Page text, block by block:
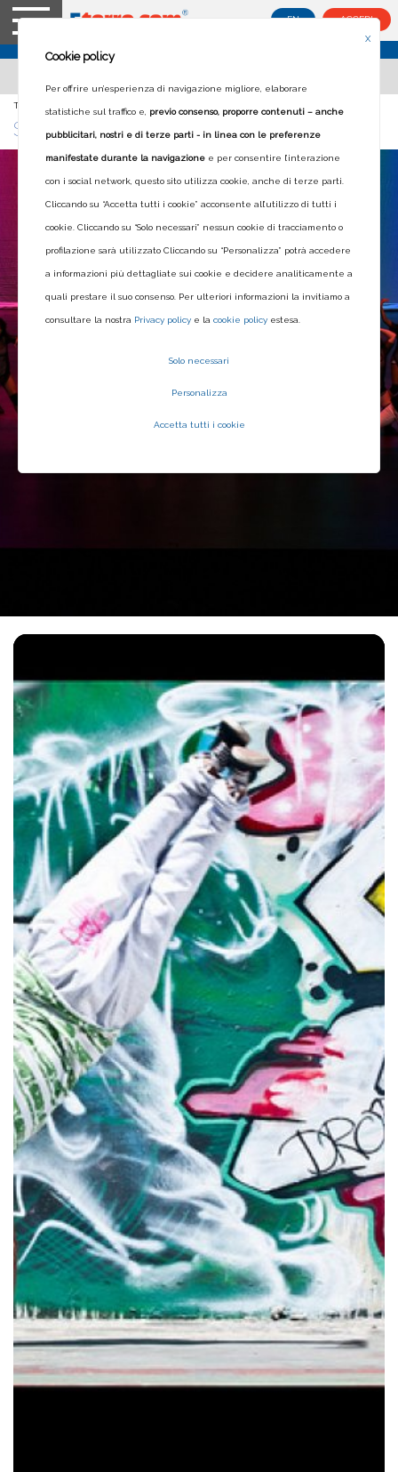
EN ACCEDI
Ti trovi in:
SARZANA IN DANZA
X
Cookie policy
Per offrire un’esperienza di navigazione migliore, elaborare
statistiche sul traffico e, previo consenso, proporre contenuti – anche
pubblicitari, nostri e di terze parti - in linea con le preferenze
manifestate durante la navigazione e per consentire l’interazione
con i social network, questo sito utilizza cookie, anche di terze parti.
Cliccando su “Accetta tutti i cookie” acconsente all’utilizzo di tutti i
cookie. Cliccando su “Solo necessari” nessun cookie di tracciamento o
profilazione sarà utilizzato Cliccando su “Personalizza” potrà accedere
a informazioni più dettagliate sui cookie e decidere analiticamente a
quali prestare il suo consenso. Per ulteriori informazioni la invitiamo a
consultare la nostra Privacy policy e la cookie policy estesa.
Solo necessari
Personalizza
Accetta tutti i cookie